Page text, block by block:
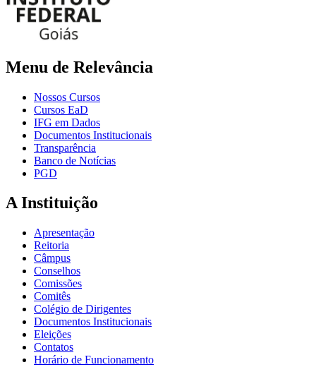
Menu de Relevância
Nossos Cursos
Cursos EaD
IFG em Dados
Documentos Institucionais
Transparência
Banco de Notícias
PGD
A Instituição
Apresentação
Reitoria
Câmpus
Conselhos
Comissões
Comitês
Colégio de Dirigentes
Documentos Institucionais
Eleições
Contatos
Horário de Funcionamento